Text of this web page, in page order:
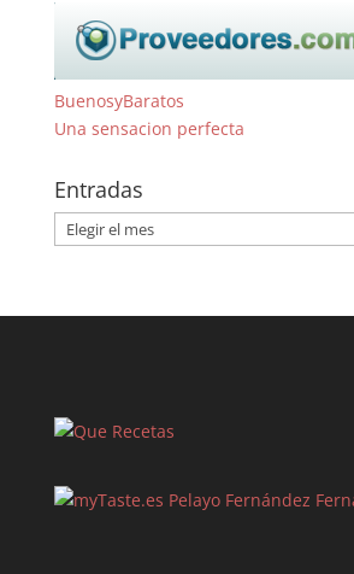
BuenosyBaratos
Una sensacion perfecta
Entradas
Entradas
Pelayo Fernández